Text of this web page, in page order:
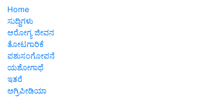
Home
ಸುದ್ದಿಗಳು
ಆರೋಗ್ಯ ಜೀವನ
ತೋಟಗಾರಿಕೆ
ಪಶುಸಂಗೋಪನೆ
ಯಶೋಗಾಥೆ
ಇತರೆ
ಅಗ್ರಿಪೀಡಿಯಾ